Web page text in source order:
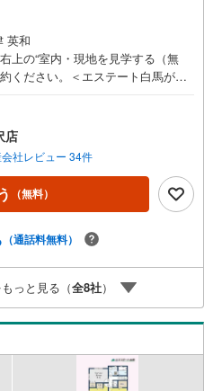
英和
上の“室内・現地を見学する（無
ください。＜エステート白馬が選
ナンシャルプランナーと無料相談
ついて保険や学費等も含めてシミ
きます2.物件情報が豊富所沢市を
ご用意しております。インターネ
取り揃えております。お客様のご
ください。3.自社グループでリフ
級建築士をはじめとした専門スタ
ます4.年中無休（年末年始除く）
時間 9:30～19:00 この時間はお
ムーズです5.お子様連れでおこし
、授乳室、オムツ替えベッド、ア
用意しております。
店
社レビュー 34件
（無料）
（通話料無料）
っと見る（全8社）